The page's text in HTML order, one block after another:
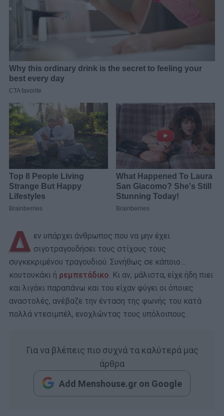
Δ εν υπάρχει άνθρωπος που να μην έχει
σιγοτραγουδήσει τους στίχους τους
συγκεκριμένου τραγουδιού. Συνήθως σε κάποιο…
κουτουκάκι ή ρεμπετάδικο. Κι αν, μάλιστα, είχε ήδη πιει
και λιγάκι παραπάνω και του είχαν φύγει οι όποιες
αναστολές, ανέβαζε την ένταση της φωνής του κατά
πολλά ντεσιμπέλ, ενοχλώντας τους υπόλοιπους.
Για να βλέπεις πιο συχνά τα καλύτερά μας
άρθρα
Add Menshouse.gr on Google